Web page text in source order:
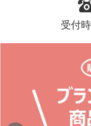
受付